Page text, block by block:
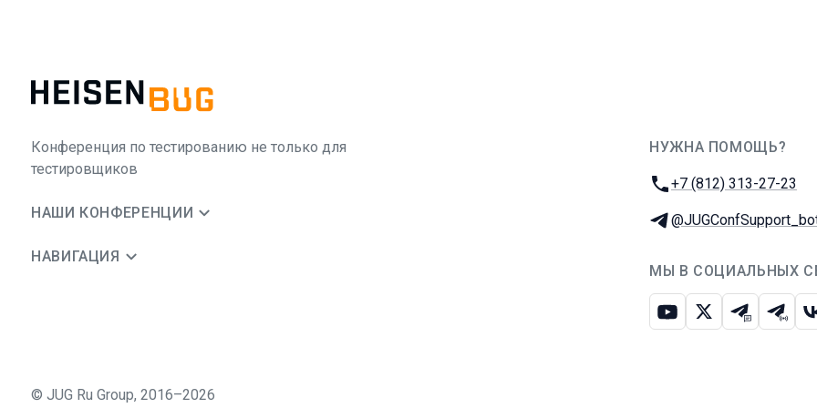
Конференция по тестированию не только для
тестировщиков
НАШИ КОНФЕРЕНЦИИ
НАВИГАЦИЯ
НУЖНА ПОМОЩЬ?
Телефон:
+7 (812) 313-27-23
Телеграм:
МЫ В СОЦИАЛЬНЫХ
ЮтубИкс Телеграм-
© JUG Ru Group, 2016–2026